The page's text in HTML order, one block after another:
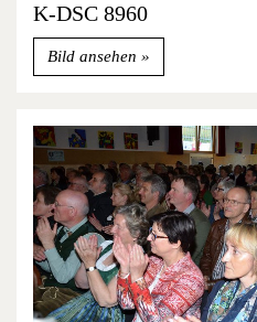
K-DSC 8960
Bild ansehen